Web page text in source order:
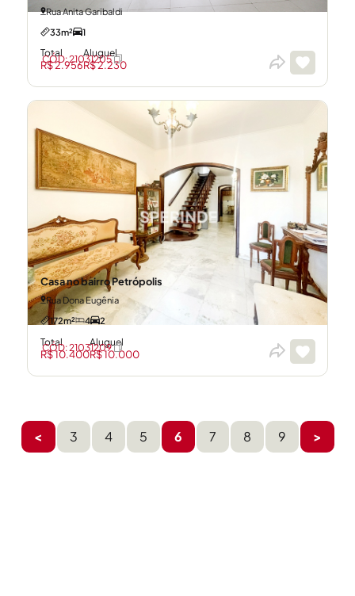
Rua Anita Garibaldi
33m²
1
Total
R$ 2.956
Aluguel
R$ 2.230
CÓD: 21031205
Casa no bairro Petrópolis
Rua Dona Eugênia
172m²
4 2
Total
R$ 10.400
Aluguel
R$ 10.000
CÓD: 21031209
< 3 4 5 6 7 8 9 >